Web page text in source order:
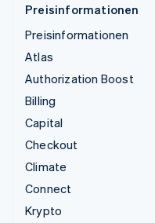
Preisinformationen
Preisinformationen
Atlas
Authorization Boost
Billing
Capital
Checkout
Climate
Connect
Krypto